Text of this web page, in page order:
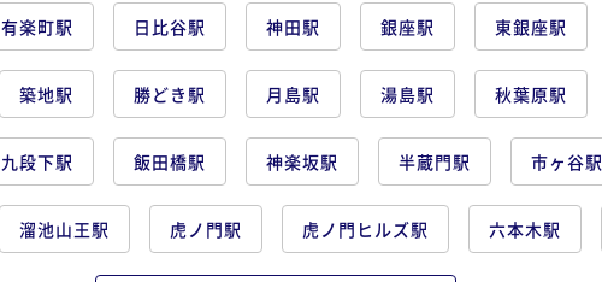
有楽町駅 日比谷駅 神田駅 銀座駅 東銀座駅
築地駅 勝どき駅 月島駅 湯島駅 秋葉原駅
九段下駅 飯田橋駅 神楽坂駅 半蔵門駅 市ヶ谷駅
溜池山王駅 虎ノ門駅 虎ノ門ヒルズ駅 六本木駅